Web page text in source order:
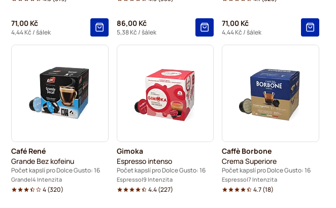
71,00 Kč
4,44 Kč / šálek
86,00 Kč
5,38 Kč / šálek
71,00 Kč
4,44 Kč / šálek
Café René
Grande Bez kofeinu
Počet kapslí pro Dolce Gusto: 16
Grande 4 Intenzita
4(320)
Gimoka
Espresso intenso
Počet kapslí pro Dolce Gusto: 16
Espresso 9 Intenzita
4.4(227)
Caffè Borbone
Crema Superiore
Počet kapslí pro Dolce Gusto: 16
Espresso 7 Intenzita
4.7(18)